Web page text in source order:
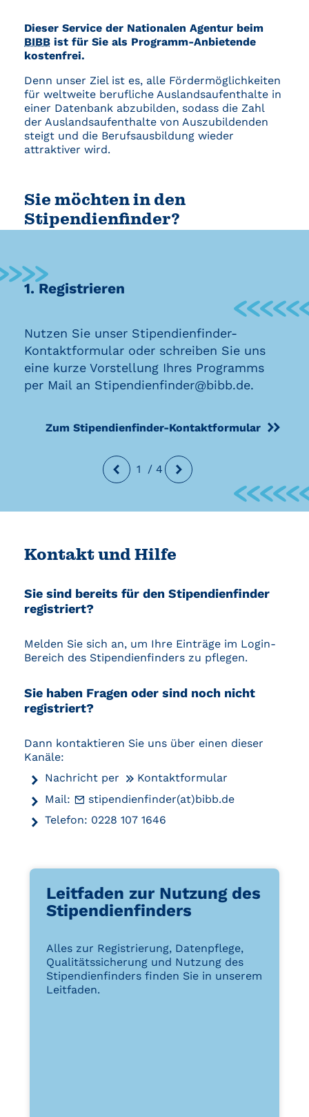
Dieser Service der Nationalen Agentur beim
BIBB ist für Sie als Programm-Anbietende
kostenfrei.
Denn unser Ziel ist es, alle Fördermöglichkeiten
für weltweite berufliche Auslandsaufenthalte in
einer Datenbank abzubilden, sodass die Zahl
der Auslandsaufenthalte von Auszubildenden
steigt und die Berufsausbildung wieder
attraktiver wird.
Sie möchten in den
Stipendienfinder?
1. Registrieren
Nutzen Sie unser Stipendienfinder-
Kontaktformular oder schreiben Sie uns
eine kurze Vorstellung Ihres Programms
per Mail an Stipendienfinder@bibb.de.
Zum Stipendienfinder-Kontaktformular
1 / 4
Kontakt und Hilfe
Sie sind bereits für den Stipendienfinder
registriert?
Melden Sie sich an, um Ihre Einträge im Login-
Bereich des Stipendienfinders zu pflegen.
Sie haben Fragen oder sind noch nicht
registriert?
Dann kontaktieren Sie uns über einen dieser
Kanäle:
Nachricht per
Kontaktformular
Mail:
stipendienfinder(at)bibb.de
Telefon: 0228 107 1646
Leitfaden zur Nutzung des
Stipendienfinders
Alles zur Registrierung, Datenpflege,
Qualitätssicherung und Nutzung des
Stipendienfinders finden Sie in unserem
Leitfaden.